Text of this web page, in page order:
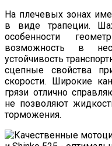
На плечевых зонах
в виде трапеции.
особенности
возможность в
устойчивость
сцепные свойства
скорости. Широкие
грязи отлично
не позволяют
торможения.